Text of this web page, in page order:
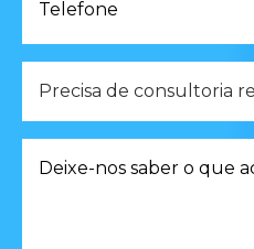
de
consultoria
relacionada
com
nos